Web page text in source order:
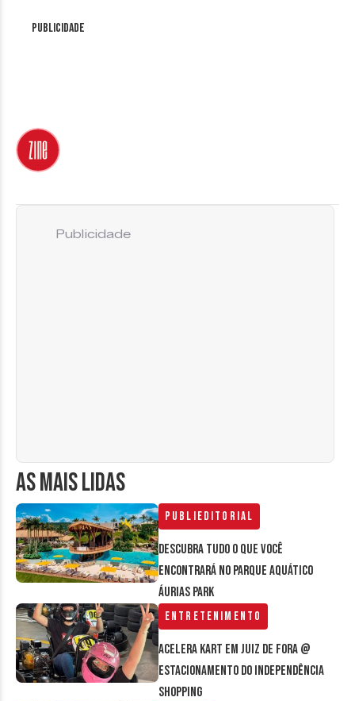
Publicidade
AS MAIS LIDAS
Publieditorial
Descubra tudo o que você
encontrará no parque aquático
Áurias Park
Entretenimento
Acelera Kart em Juiz de Fora @
estacionamento do Independência
Shopping
Publicidade